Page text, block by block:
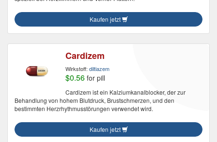
Kaufen jetzt
Cardizem
Wirkstoff: diltiazem
$0.56 for pill
Cardizem ist ein Kalziumkanalblocker, der zur
Behandlung von hohem Blutdruck, Brustschmerzen, und den
bestimmten Herzrhythmusstörungen verwendet wird.
Kaufen jetzt